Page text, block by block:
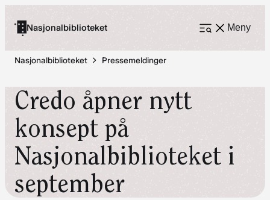
Nasjonalbiblioteket Meny
Åpne
Nasjonalbiblioteket
Pressemeldinger
Credo åpner nytt
konsept på
Nasjonalbiblioteket i
september